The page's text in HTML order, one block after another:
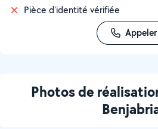
Pièce d'identité vérifiée
Appeler
Photos de